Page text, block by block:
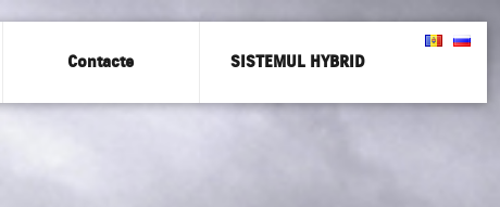
Contacte SISTEMUL HYBRID